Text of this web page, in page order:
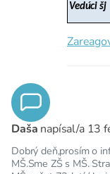
Vedúci šj
Daša napísal/a 13
Dobrý deň,prosím o
MŠ.Sme ZŠ s MŠ.